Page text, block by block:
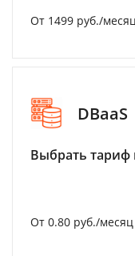
От 1499 руб./
DBaaS
Выбрать тариф
От 0.80 руб./месяц